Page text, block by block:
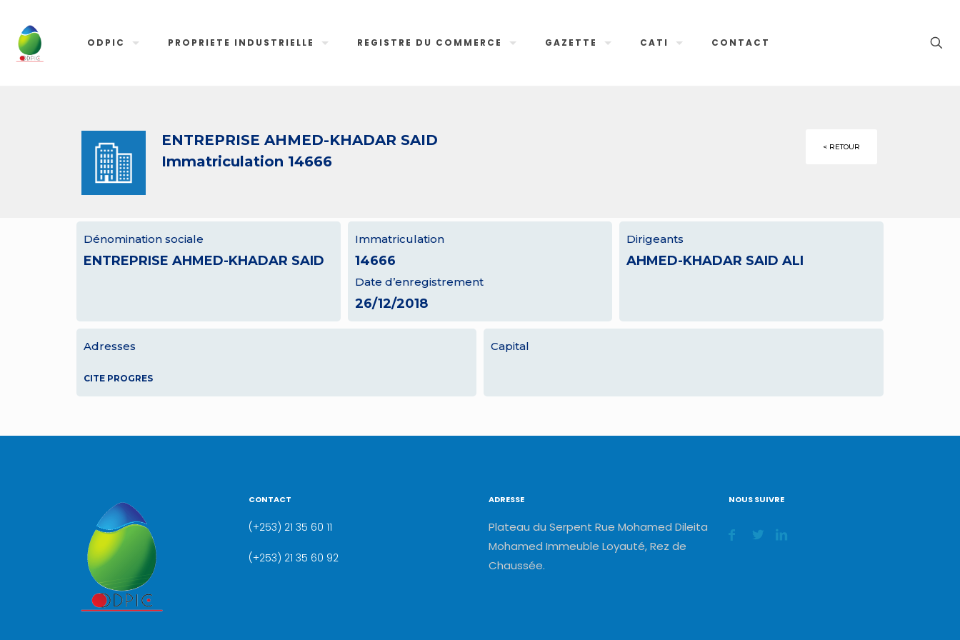
ODPIC PROPRIETE INDUSTRIELLE REGISTRE DU COMMERCE GAZETTE CATI CONTACT
ENTREPRISE AHMED-KHADAR SAID
Immatriculation 14666
< RETOUR
Dénomination sociale
ENTREPRISE AHMED-KHADAR SAID
Immatriculation
14666
Date d’enregistrement
26/12/2018
Dirigeants
AHMED-KHADAR SAID ALI
Adresses
CITE PROGRES
Capital
CONTACT
(+253) 21 35 60 11
(+253) 21 35 60 92
ADRESSE
Plateau du Serpent Rue Mohamed Dileita
Mohamed Immeuble Loyauté, Rez de
Chaussée.
NOUS SUIVRE